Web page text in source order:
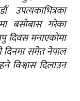
बसोबास गरेका
दिवस मनाएकोमा
दिनमा समेत नेपाल
विश्वास दिलाउन